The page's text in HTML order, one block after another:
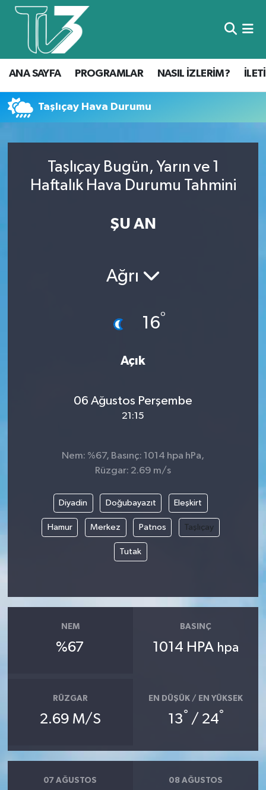
ANA SAYFA PROGRAMLAR NASIL İZLERİM?
Taşlıçay Hava Durumu
Taşlıçay Bugün, Yarın ve 1
Haftalık Hava Durumu Tahmini
ŞU AN
Ağrı
16°
Açık
06 Ağustos Perşembe
21:15
Nem: %67, Basınç: 1014 hpa hPa,
Rüzgar: 2.69 m/s
Diyadin Doğubayazıt Eleşkirt
Hamur Merkez Patnos Taşlıçay
Tutak
NEM
%67
BASINÇ
1014 HPA hpa
RÜZGAR
2.69 M/S
EN DÜŞÜK / EN YÜKSEK
13° / 24°
07 AĞUSTOS 08 AĞUSTOS
Foto Galeri
Canlı Yayın
ANA SAYFA
PROGRAMLAR
NASIL İZLERİM?
KÜNYE